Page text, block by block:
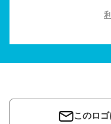
このロ